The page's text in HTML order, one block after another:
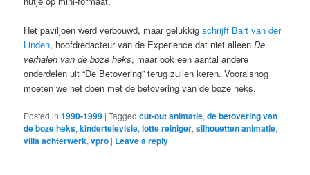
Het paviljoen werd verbouwd, maar gelukkigschrijft Bart van der
Linden, hoofdredacteur van de Experience dat niet alleenDe
verhalen van de boze heks, maar ook een aantal andere
onderdelen uit “De Betovering” terug zullen keren. Vooralsnog
moeten we het doen met de betovering van de boze heks.
Posted in 1990-1999 |Tagged cut-out animatie,de betovering van
de boze heks,kindertelevisie,lotte reiniger,silhouetten animatie,
villa achterwerk,vpro | Leave a reply